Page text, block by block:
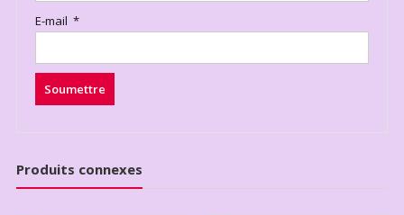
E-mail *
Produits connexes